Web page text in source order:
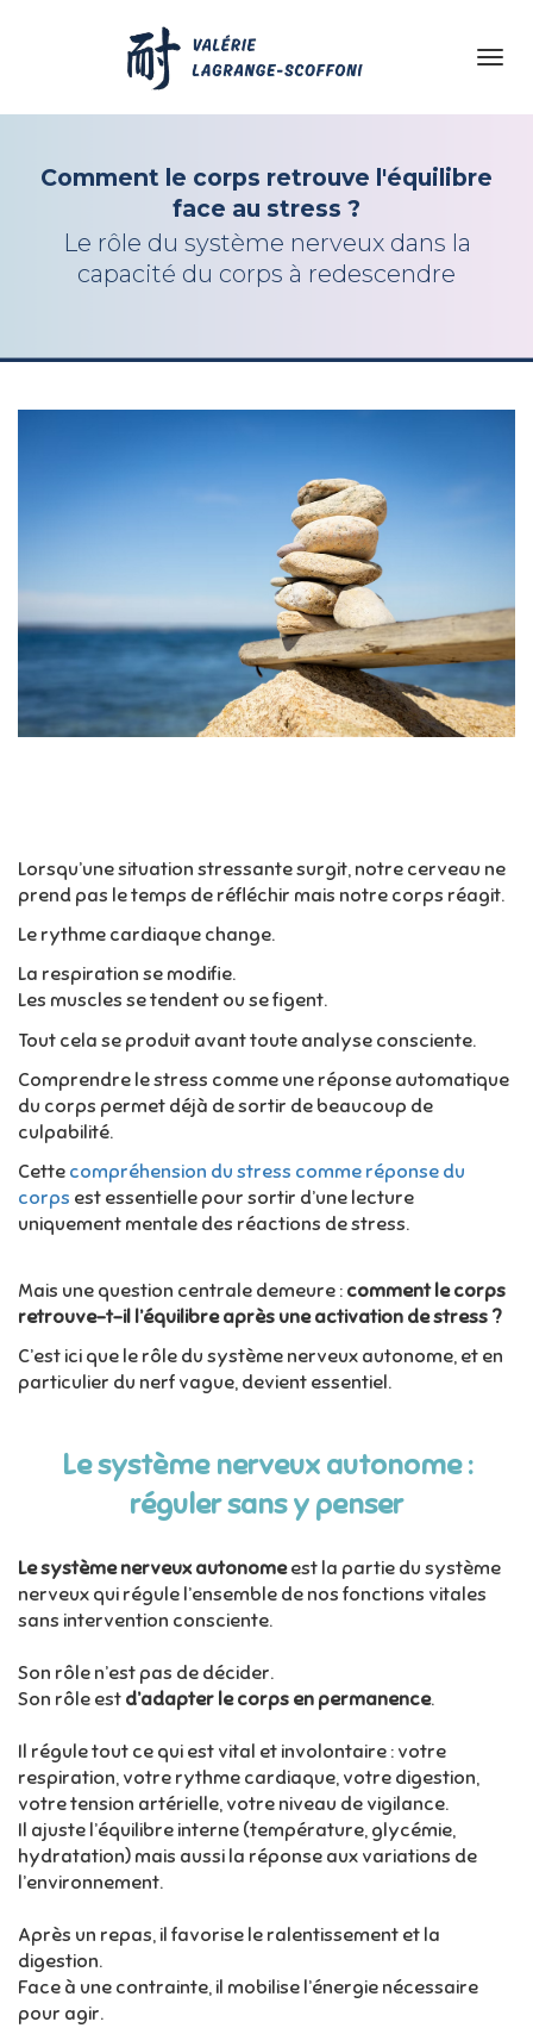
Comment le corps retrouve l'équilibre
face au stress ?
Le rôle du système nerveux dans la
capacité du corps à redescendre
Lorsqu’une situation stressante surgit, notre cerveau ne
prend pas le temps de réfléchir mais notre corps réagit.
Le rythme cardiaque change.
La respiration se modifie.
Les muscles se tendent ou se figent.
Tout cela se produit avant toute analyse consciente.
Comprendre le stress comme une réponse automatique
du corps permet déjà de sortir de beaucoup de
culpabilité.
Cette compréhension du stress comme réponse du
corps est essentielle pour sortir d’une lecture
uniquement mentale des réactions de stress.
Mais une question centrale demeure : comment le corps
retrouve-t-il l’équilibre après une activation de stress ?
C’est ici que le rôle du système nerveux autonome, et en
particulier du nerf vague, devient essentiel.
Le système nerveux autonome :
réguler sans y penser
Lesystème nerveux autonomeest la partie du système
nerveux qui régule l’ensemble de nos fonctions vitales
sans intervention consciente.
Son rôle n’est pas de décider.
Son rôle est d’adapter le corps en permanence.
Il régule tout ce qui est vital et involontaire : votre
respiration, votre rythme cardiaque, votre digestion,
votre tension artérielle, votre niveau de vigilance.
Il ajuste l’équilibre interne (température, glycémie,
hydratation) mais aussi la réponse aux variations de
l’environnement.
Après un repas, il favorise le ralentissement et la
digestion.
Face à une contrainte, il mobilise l’énergie nécessaire
pour agir.